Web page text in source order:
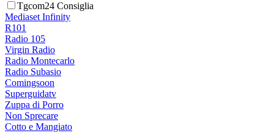
Tgcom24 Consiglia
Mediaset Infinity
R101
Radio 105
Virgin Radio
Radio Montecarlo
Radio Subasio
Comingsoon
Superguidatv
Zuppa di Porro
Non Sprecare
Cotto e Mangiato